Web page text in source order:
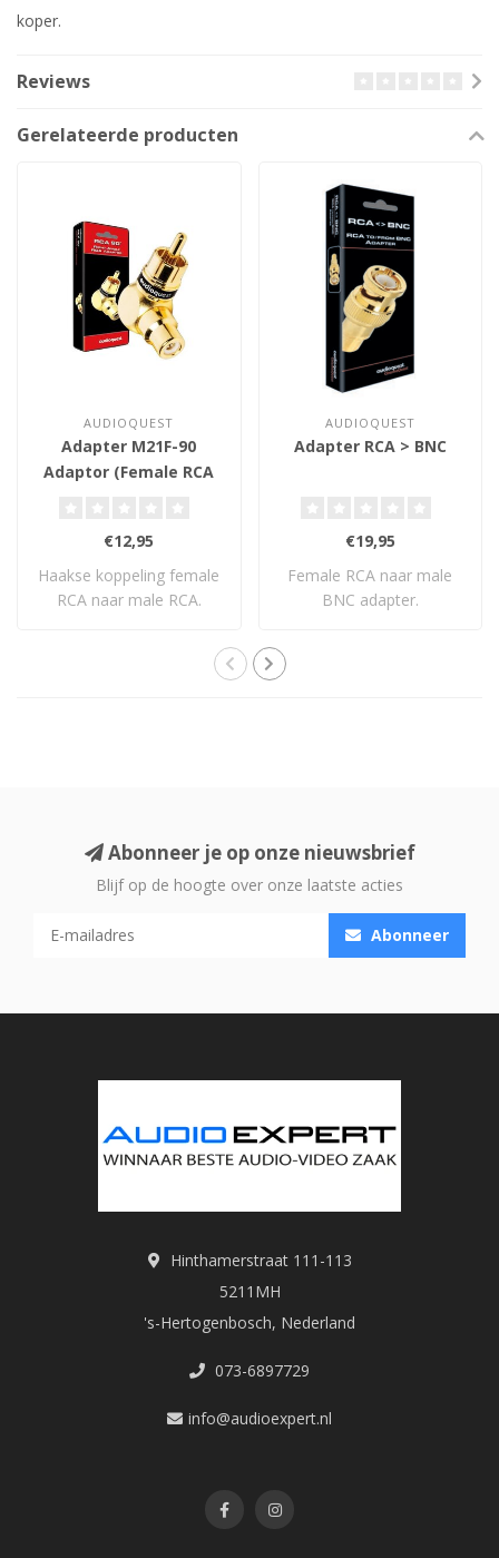
koper.
Reviews
Gerelateerde producten
AUDIOQUEST
Adapter M21F-90
Adaptor (Female RCA
€12,95
Haakse koppeling female
RCA naar male RCA.
AUDIOQUEST
Adapter RCA > BNC
€19,95
Female RCA naar male
BNC adapter.
Abonneer je op onze nieuwsbrief
Blijf op de hoogte over onze laatste acties
Abonneer
Hinthamerstraat 111-113
5211MH
's-Hertogenbosch, Nederland
073-6897729
info@audioexpert.nl